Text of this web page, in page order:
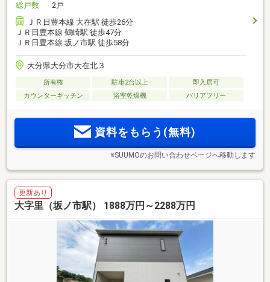
総戸数
2戸
ＪＲ日豊本線 大在駅 徒歩26分
ＪＲ日豊本線 鶴崎駅 徒歩47分
ＪＲ日豊本線 坂ノ市駅 徒歩58分
大分県大分市大在北３
所有権 駐車2台以上
即入居可
カウンターキッチン
浴室乾燥機 バリアフリー
資料をもらう(無料)
※SUUMOのお問い合わせページへ移動します
更新あり
大字里（坂ノ市駅） 1888万円～2288万円